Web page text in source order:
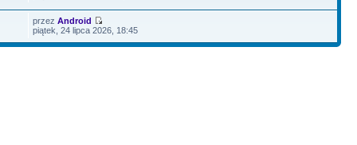
przezAndroid
piątek, 24 lipca 2026, 18:45